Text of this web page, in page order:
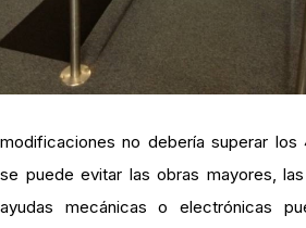
modificaciones no debería superar los
se puede evitar las obras mayores,
ayudas mecánicas o electrónicas